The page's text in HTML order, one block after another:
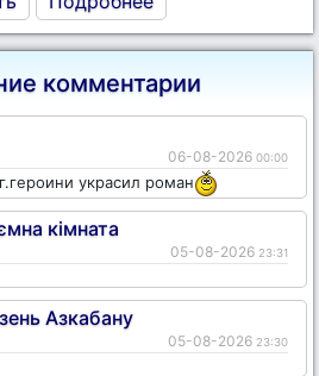
комментарии
06-08-2026 00:00
украсил роман
кімната
05-08-2026 23:31
Азкабану
05-08-2026 23:30